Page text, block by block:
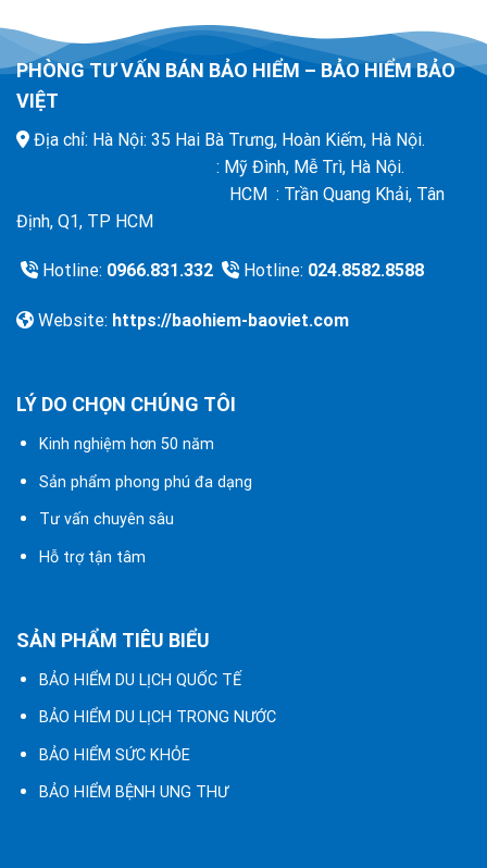
PHÒNG TƯ VẤN BÁN BẢO HIỂM – BẢO HIỂM BẢO
VIỆT
Địa chỉ: Hà Nội: 35 Hai Bà Trưng, Hoàn Kiếm, Hà Nội.
: Mỹ Đình, Mễ Trì, Hà Nội.
HCM : Trần Quang Khải, Tân
Định, Q1, TP HCM
Hotline: 0966.831.332 Hotline: 024.8582.8588
Website: https://baohiem-baoviet.com
LÝ DO CHỌN CHÚNG TÔI
Kinh nghiệm hơn 50 năm
Sản phẩm phong phú đa dạng
Tư vấn chuyên sâu
Hỗ trợ tận tâm
SẢN PHẨM TIÊU BIỂU
BẢO HIỂM DU LỊCH QUỐC TẾ
BẢO HIỂM DU LỊCH TRONG NƯỚC
BẢO HIỂM SỨC KHỎE
BẢO HIỂM BỆNH UNG THƯ